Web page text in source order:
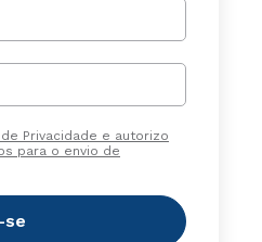
Privacidade e autorizo
para o envio de
se